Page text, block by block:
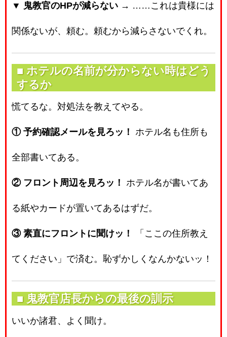
▼ 鬼教官のHPが減らない → ……これは貴様には
関係ないが、頼む。頼むから減らさないでくれ。
■ ホテルの名前が分からない時はどう
するか
慌てるな。対処法を教えてやる。
① 予約確認メールを見ろッ！ ホテル名も住所も
全部書いてある。
② フロント周辺を見ろッ！ ホテル名が書いてあ
る紙やカードが置いてあるはずだ。
③ 素直にフロントに聞けッ！ 「ここの住所教え
てください」で済む。恥ずかしくなんかないッ！
■ 鬼教官店長からの最後の訓示
いいか諸君、よく聞け。